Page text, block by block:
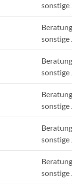
sonstige
sonstige
sonstige
sonstige
sonstige
sonstige